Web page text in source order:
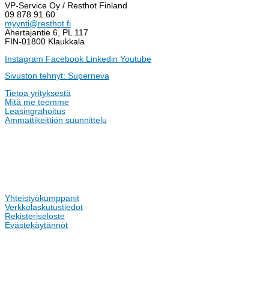
VP-Service Oy / Resthot Finland
09 878 91 60
myynti@resthot.fi
Ahertajantie 6, PL 117
FIN-01800 Klaukkala
Instagram Facebook Linkedin Youtube
Sivuston tehnyt: Superneva
Tietoa yrityksestä
Mitä me teemme
Leasingrahoitus
Ammattikeittiön suunnittelu
Yhteistyökumppanit
Verkkolaskutustiedot
Rekisteriseloste
Evästekäytännöt